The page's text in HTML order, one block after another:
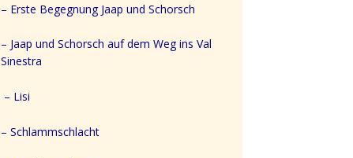
– Erste Begegnung Jaap und Schorsch
– Jaap und Schorsch auf dem Weg ins Val
Sinestra
– Lisi
– Schlammschlacht